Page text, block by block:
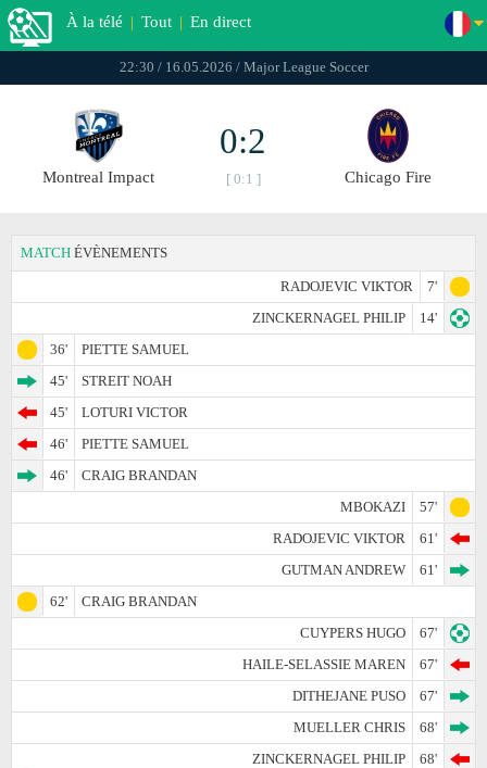
À la télé | Tout | En direct
22:30 / 16.05.2026 / Major League Soccer
Montreal Impact
0:2
[ 0:1 ] Chicago Fire
MATCH ÉVÈNEMENTS
RADOJEVIC VIKTOR
7'
ZINCKERNAGEL PHILIP
14'
36'
PIETTE SAMUEL
45'
STREIT NOAH
45'
LOTURI VICTOR
46'
PIETTE SAMUEL
46'
CRAIG BRANDAN
MBOKAZI
57'
RADOJEVIC VIKTOR
61'
GUTMAN ANDREW
61'
62'
CRAIG BRANDAN
CUYPERS HUGO
67'
HAILE-SELASSIE MAREN
67'
DITHEJANE PUSO
67'
MUELLER CHRIS
68'
ZINCKERNAGEL PHILIP
68'